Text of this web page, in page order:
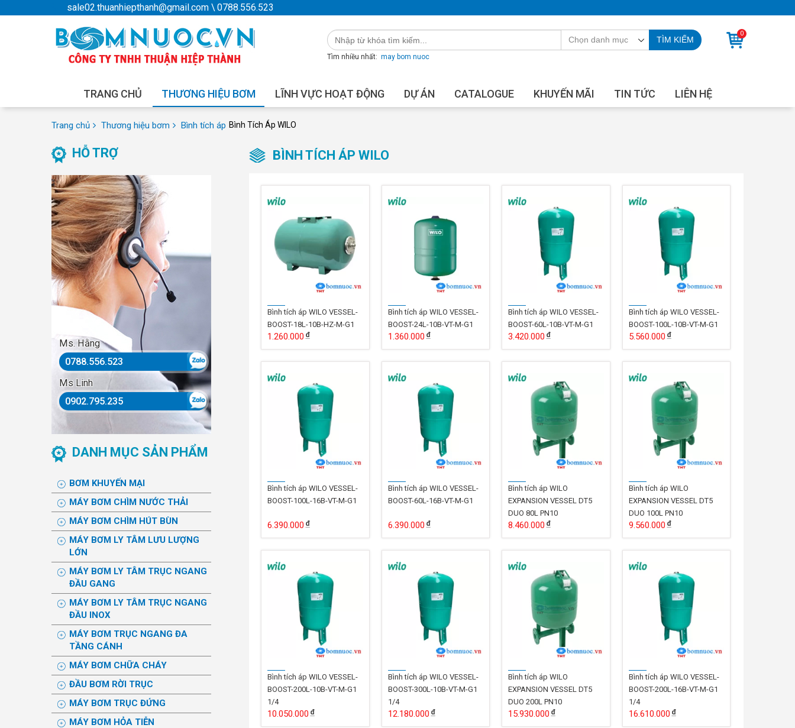
sale02.thuanhiepthanh@gmail.com \ 0788.556.523
TÌM KIẾM
Tìm nhiều nhất: may bom nuoc
0
TRANG CHỦ THƯƠNG HIỆU BƠM LĨNH VỰC HOẠT ĐỘNG DỰ ÁN CATALOGUE KHUYẾN MÃI TIN TỨC LIÊN HỆ
Trang chủ Thương hiệu bơm Bình tích áp Bình Tích Áp WILO
HỖ TRỢ
Ms. Hằng
0788.556.523
Ms Linh
0902.795.235
DANH MỤC SẢN PHẨM
BƠM KHUYẾN MẠI
MÁY BƠM CHÌM NƯỚC THẢI
MÁY BƠM CHÌM HÚT BÙN
MÁY BƠM LY TÂM LƯU LƯỢNG
LỚN
MÁY BƠM LY TÂM TRỤC NGANG
ĐẦU GANG
MÁY BƠM LY TÂM TRỤC NGANG
ĐẦU INOX
MÁY BƠM TRỤC NGANG ĐA
TẦNG CÁNH
MÁY BƠM CHỮA CHÁY
ĐẦU BƠM RỜI TRỤC
MÁY BƠM TRỤC ĐỨNG
MÁY BƠM HỎA TIỄN
BÌNH TÍCH ÁP WILO
Bình tích áp WILO VESSEL-
BOOST-18L-10B-HZ-M-G1
1.260.000
Bình tích áp WILO VESSEL-
BOOST-24L-10B-VT-M-G1
1.360.000
Bình tích áp WILO VESSEL-
BOOST-60L-10B-VT-M-G1
3.420.000
Bình tích áp WILO VESSEL-
BOOST-100L-10B-VT-M-G1
5.560.000
Bình tích áp WILO VESSEL-
BOOST-100L-16B-VT-M-G1
6.390.000
Bình tích áp WILO VESSEL-
BOOST-60L-16B-VT-M-G1
6.390.000
Bình tích áp WILO
EXPANSION VESSEL DT5
DUO 80L PN10
8.460.000
Bình tích áp WILO
EXPANSION VESSEL DT5
DUO 100L PN10
9.560.000
Bình tích áp WILO VESSEL-
BOOST-200L-10B-VT-M-G1
1/4
10.050.000
Bình tích áp WILO VESSEL-
BOOST-300L-10B-VT-M-G1
1/4
12.180.000
Bình tích áp WILO
EXPANSION VESSEL DT5
DUO 200L PN10
15.930.000
Bình tích áp WILO VESSEL-
BOOST-200L-16B-VT-M-G1
1/4
16.610.000